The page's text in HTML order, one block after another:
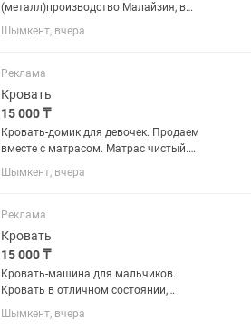
(металл)производство Малайзия, в
хорошем состоянии. Мягкое основание
для дивана в наличии ,но требует
Шымкент, вчера
Реклама
Кровать
15 000 ₸
Кровать-домик для девочек. Продаем
вместе с матрасом. Матрас чистый.
Размер кровати 80×160. Реальному
покупателю уступка будет.
Шымкент, вчера
Реклама
Кровать
15 000 ₸
Кровать-машина для мальчиков.
Кровать в отличном состоянии,
чистый. Размер 80×180. Реальному
покупателю будет уступка.
Шымкент, вчера